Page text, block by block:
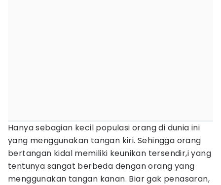
Hanya sebagian kecil populasi orang di dunia ini
yang menggunakan tangan kiri. Sehingga orang
bertangan kidal memiliki keunikan tersendir,i yang
tentunya sangat berbeda dengan orang yang
menggunakan tangan kanan. Biar gak penasaran,